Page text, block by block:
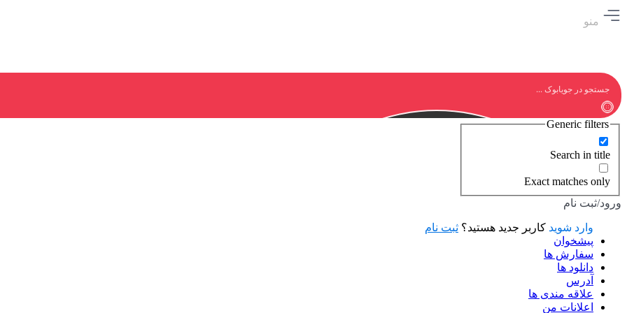
منو
Generic filters
Search in title
Exact matches only
ورود/ثبت نام
وارد شوید کاربر جدید هستید؟ ثبت نام
پیشخوان
سفارش ها
دانلود ها
آدرس
علاقه مندی ها
اعلانات من